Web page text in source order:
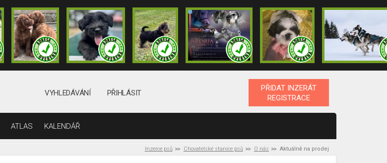
VYHLEDÁVÁNÍ PŘIHLÁSIT
PŘIDAT INZERÁT
REGISTRACE
ATLAS KALENDÁŘ
Inzerce psů Chovatelské stanice psů O nás Aktuálně na prodej